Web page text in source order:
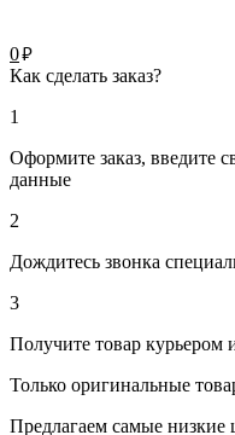
0руб.
Как сделать заказ?
1
Оформите заказ, введите
данные
2
Дождитесь звонка
3
Получите товар
Только оригинальные
Предлагаем самые низкие